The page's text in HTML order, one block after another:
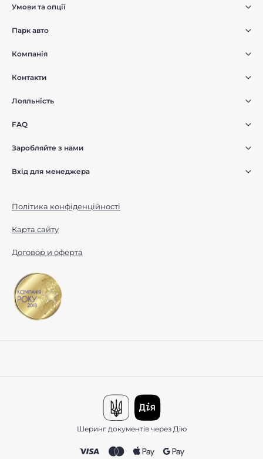
Умови та опції
Парк авто
Компанія
Контакти
Лояльність
FAQ
Заробляйте з нами
Вхід для менеджера
Політика конфіденційності
Карта сайту
Договор и оферта
Шеринг документів через Дію